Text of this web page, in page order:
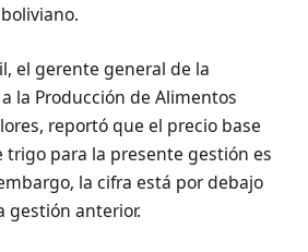
el gerente general de la
la Producción de Alimentos
reportó que el precio base
trigo para la presente gestión es
la cifra está por debajo
gestión anterior.